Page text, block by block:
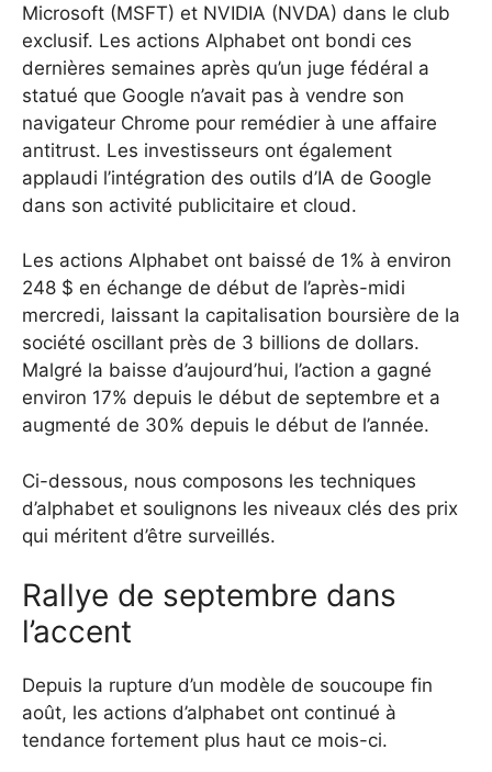
Microsoft (MSFT) et NVIDIA (NVDA) dans le club
exclusif. Les actions Alphabet ont bondi ces
dernières semaines après qu’un juge fédéral a
statué que Google n’avait pas à vendre son
navigateur Chrome pour remédier à une affaire
antitrust. Les investisseurs ont également
applaudi l’intégration des outils d’IA de Google
dans son activité publicitaire et cloud.
Les actions Alphabet ont baissé de 1% à environ
248 $ en échange de début de l’après-midi
mercredi, laissant la capitalisation boursière de la
société oscillant près de 3 billions de dollars.
Malgré la baisse d’aujourd’hui, l’action a gagné
environ 17% depuis le début de septembre et a
augmenté de 30% depuis le début de l’année.
Ci-dessous, nous composons les techniques
d’alphabet et soulignons les niveaux clés des prix
qui méritent d’être surveillés.
Rallye de septembre dans
l’accent
Depuis la rupture d’un modèle de soucoupe fin
août, les actions d’alphabet ont continué à
tendance fortement plus haut ce mois-ci.